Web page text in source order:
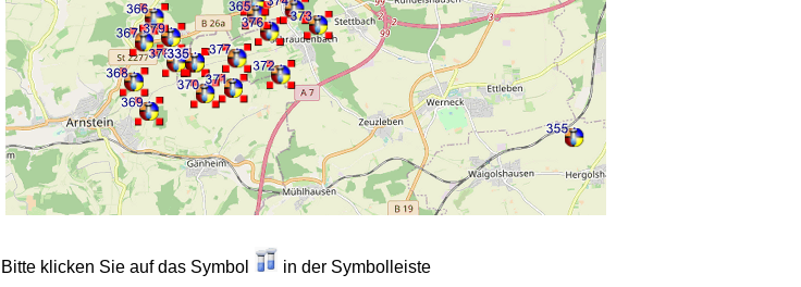
Bitte klicken Sie auf das Symbol in der Symbolleiste